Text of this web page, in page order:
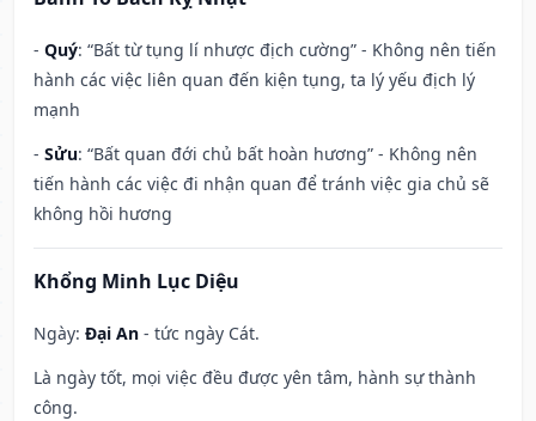
- Quý: “Bất từ tụng lí nhược địch cường” - Không nên tiến
hành các việc liên quan đến kiện tụng, ta lý yếu địch lý
mạnh
- Sửu: “Bất quan đới chủ bất hoàn hương” - Không nên
tiến hành các việc đi nhận quan để tránh việc gia chủ sẽ
không hồi hương
Khổng Minh Lục Diệu
Ngày: Đại An - tức ngày Cát.
Là ngày tốt, mọi việc đều được yên tâm, hành sự thành
công.